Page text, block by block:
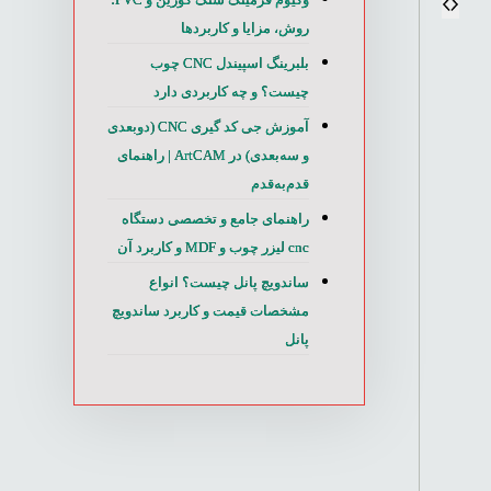
روش، مزایا و کاربردها
بلبرینگ اسپیندل CNC چوب
چیست؟ و چه کاربردی دارد
آموزش جی کد گیری CNC (دوبعدی
و سه‌بعدی) در ArtCAM | راهنمای
قدم‌به‌قدم
راهنمای جامع و تخصصی دستگاه
cnc لیزر چوب و MDF و کاربرد آن
ساندویچ پانل چیست؟ انواع
مشخصات قیمت و کاربرد ساندویچ
پانل